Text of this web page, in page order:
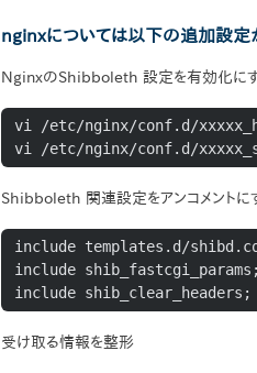
nginxについては以下の追加設定
NginxのShibboleth 設定を有効化にす
vi /etc/nginx/conf.d/
vi /etc/nginx/conf.d/
Shibboleth 関連設定をアンコメントに
include templates.d/
include shib_fastcgi_params;
include shib_clear_headers;
受け取る情報を整形